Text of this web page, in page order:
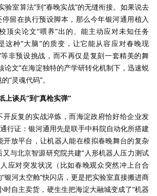
验室算法”到“春晚实战”的无缝衔接。如果说去
停留在执行预设脚本，那么今年银河通用植入
顶尖论文“喂养”出的、能主动应对未知任务
这种“大脑”的质变，让它能从容应对春晚现
等非预设挑战，而不再仅是复刻一套精美的舞
论文”在海淀独特的产学研转化机制下，迅速蜕
“灵魂代码”。
上谈兵”到“真枪实弹”​
开反复的实战淬炼，而海淀政府恰好给企业发
行证：银河通用先是联手中科院自动化所搭建
开放平台，让机器人能在模拟春晚舞台的复杂
与北京智源研究院共建“人形机器人压力测试
应对突发状况（比如春晚观众突然冲上台合
银河太空舱”快闪店，更是把实验室直接搬进商
时自主卖货，硬生生把海淀大融城变成了“机器